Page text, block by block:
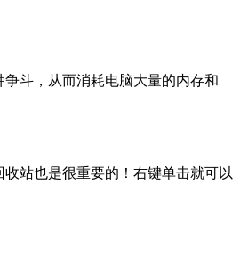
斗，从而消耗电脑大量的内存和
站也是很重要的！右键单击就可以